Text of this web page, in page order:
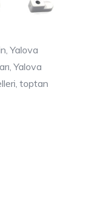
Yalova
Yalova
toptan